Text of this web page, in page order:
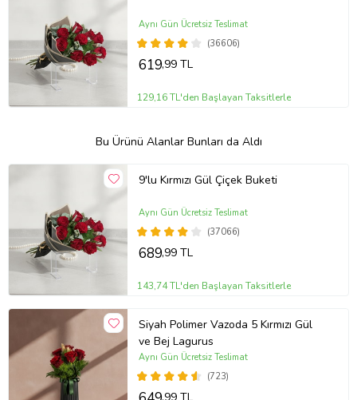
(36606)
Aynı Gün Ücretsiz Teslimat
619,99 TL
129,16 TL'den Başlayan Taksitlerle
Bu Ürünü Alanlar Bunları da Aldı
9'lu Kırmızı Gül Çiçek Buketi
(37066)
Aynı Gün Ücretsiz Teslimat
689,99 TL
143,74 TL'den Başlayan Taksitlerle
Siyah Polimer Vazoda 5 Kırmızı Gül
ve Bej Lagurus
(723)
Aynı Gün Ücretsiz Teslimat